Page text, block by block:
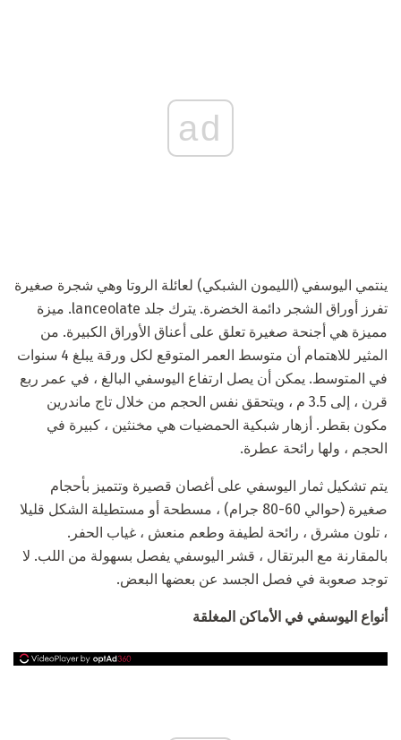
ad
ينتمي اليوسفي (الليمون الشبكي) لعائلة الروتا وهي شجرة صغيرة
تفرز أوراق الشجر دائمة الخضرة. يترك جلد lanceolate. ميزة
مميزة هي أجنحة صغيرة تعلق على أعناق الأوراق الكبيرة. من
المثير للاهتمام أن متوسط ​​العمر المتوقع لكل ورقة يبلغ 4 سنوات
في المتوسط. يمكن أن يصل ارتفاع اليوسفي البالغ ، في عمر ربع
قرن ، إلى 3.5 م ، ويتحقق نفس الحجم من خلال تاج ماندرين
مكون بقطر. أزهار شبكية الحمضيات هي مخنثين ، كبيرة في
الحجم ، ولها رائحة عطرة.
يتم تشكيل ثمار اليوسفي على أغصان قصيرة وتتميز بأحجام
صغيرة (حوالي 60-80 جرام) ، مسطحة أو مستطيلة الشكل قليلا
، تلون مشرق ، رائحة لطيفة وطعم منعش ، غياب الحفر.
بالمقارنة مع البرتقال ، قشر اليوسفي يفصل بسهولة من اللب. لا
توجد صعوبة في فصل الجسد عن بعضها البعض.
أنواع اليوسفي في الأماكن المغلقة